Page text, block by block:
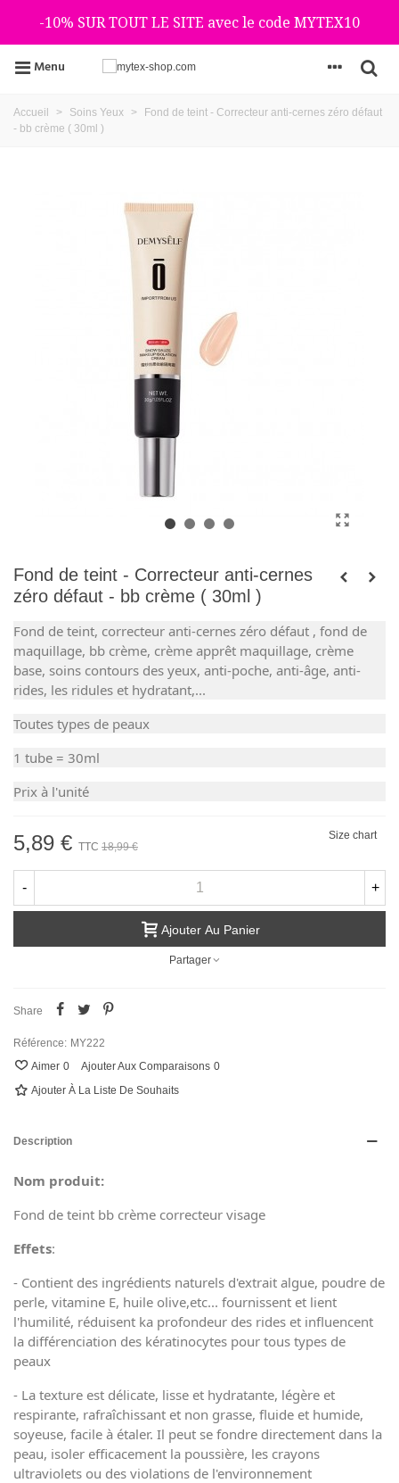
-10% SUR TOUT LE SITE avec le code MYTEX10
Menu
Accueil > Soins Yeux >
Fond de teint - Correcteur anti-cernes zéro défaut
- bb crème ( 30ml )
Fond de teint - Correcteur anti-cernes
zéro défaut - bb crème ( 30ml )
Fond de teint, correcteur anti-cernes zéro défaut , fond de
maquillage, bb crème, crème apprêt maquillage, crème
base, soins contours des yeux, anti-poche, anti-âge, anti-
rides, les ridules et hydratant,...
Toutes types de peaux
1 tube = 30ml
Prix à l'unité
5,89 € TTC 18,99 €
Size chart
- +
Ajouter Au Panier
Partager
Share
Référence: MY222
Aimer 0 Ajouter Aux Comparaisons 0
Ajouter À La Liste De Souhaits
Description
Nom produit:
Fond de teint bb crème correcteur visage
Effets:
- Contient des ingrédients naturels d'extrait algue, poudre de
perle, vitamine E, huile olive,etc... fournissent et lient
l'humilité, réduisent ka profondeur des rides et influencent
la différenciation des kératinocytes pour tous types de
peaux
- La texture est délicate, lisse et hydratante, légère et
respirante, rafraîchissant et non grasse, fluide et humide,
soyeuse, facile à étaler. Il peut se fondre directement dans la
peau, isoler efficacement la poussière, les crayons
ultraviolets ou des violations de l'environnement